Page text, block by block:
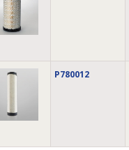
P780012